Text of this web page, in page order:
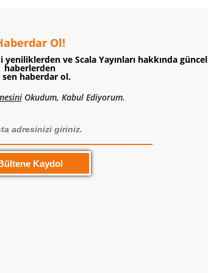
Ol!
ve Scala Yayınları hakkında güncel
haberlerden
haberdar ol.
Okudum, Kabul Ediyorum.